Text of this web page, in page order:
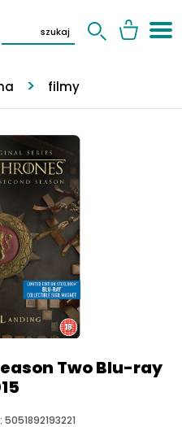
filmy
Two Blu-ray
5051892193221